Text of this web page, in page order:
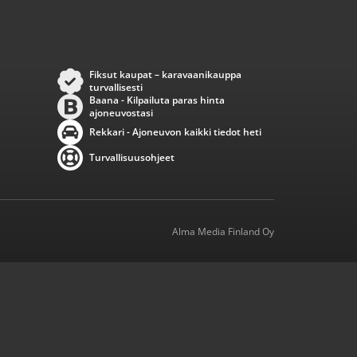
Fiksut kaupat – karavaanikauppa
turvallisesti
Baana - Kilpailuta paras hinta
ajoneuvostasi
Rekkari - Ajoneuvon kaikki tiedot heti
Turvallisuusohjeet
Alma Media Finland Oy